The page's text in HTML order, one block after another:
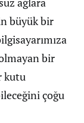
büyük bir
bir
kutu
çoğu